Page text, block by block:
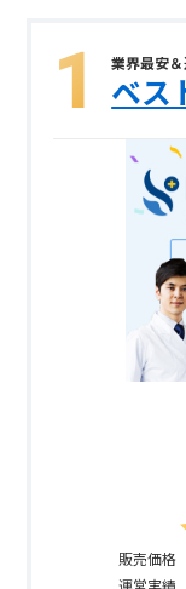
業界最安
ベス
販売価格